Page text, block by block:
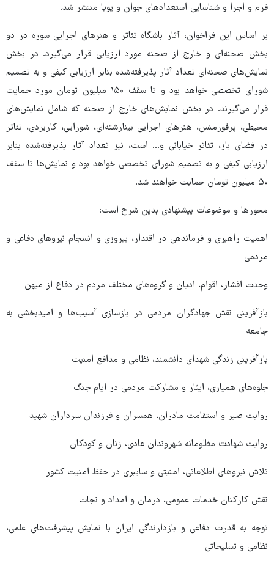
فرم و اجرا و شناسایی استعدادهای جوان و پویا منتشر شد.
بر اساس این فراخوان، آثار باشگاه تئاتر و هنرهای اجرایی سوره در دو
بخش صحنه‌ای و خارج از صحنه مورد ارزیابی قرار می‌گیرد. در بخش
نمایش‌های صحنه‌ای تعداد آثار پذیرفته‌شده بنابر ارزیابی کیفی و به تصمیم
شورای تخصصی خواهد بود و تا سقف ۱۵۰ میلیون تومان مورد حمایت
قرار می‌گیرند. در بخش نمایش‌های خارج از صحنه که شامل نمایش‌های
محیطی، پرفورمنس‌، هنرهای اجرایی بینارشته‌ای، شورایی، کاربردی، تئاتر
در فضای باز، تئاتر خیابانی و… است، نیز تعداد آثار پذیرفته‌شده بنابر
ارزیابی کیفی و به تصمیم شورای تخصصی خواهد بود و نمایش‌ها تا سقف
۵۰ میلیون تومان حمایت خواهند شد.
محورها و موضوعات پیشنهادی بدین شرح است:
اهمیت راهبری و فرماندهی در اقتدار، پیروزی و انسجام نیروهای دفاعی و
مردمی
وحدت اقشار، اقوام، ادیان و گروه‌های مختلف مردم در دفاع از میهن
بازآفرینی نقش جهادگران مردمی در بازسازی آسیب‌ها و امیدبخشی به
جامعه
بازآفرینی زندگی شهدای دانشمند، نظامی و مدافع امنیت
جلوه‌های همیاری، ایثار و مشارکت مردمی در ایام جنگ
روایت صبر و استقامت مادران، همسران و فرزندان سرداران شهید
روایت‌ شهادت مظلومانه شهروندان عادی، زنان و کودکان
تلاش‌ نیروهای اطلاعاتی، امنیتی و سایبری در حفظ امنیت کشور
نقش کارکنان خدمات عمومی، درمان و امداد و نجات
توجه به قدرت دفاعی و بازدارندگی ایران با نمایش پیشرفت‌های علمی،
نظامی و تسلیحاتی